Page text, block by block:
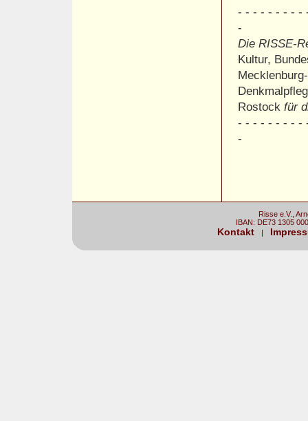
- - - - - - - - -
-
Die RISSE-
Kultur,
Rostock für
- - - - - - - - -
-
Risse e.V.,
IBAN: DE73 1305
Kontakt